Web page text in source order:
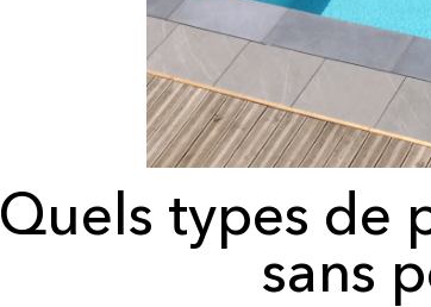
Quels types de
sans